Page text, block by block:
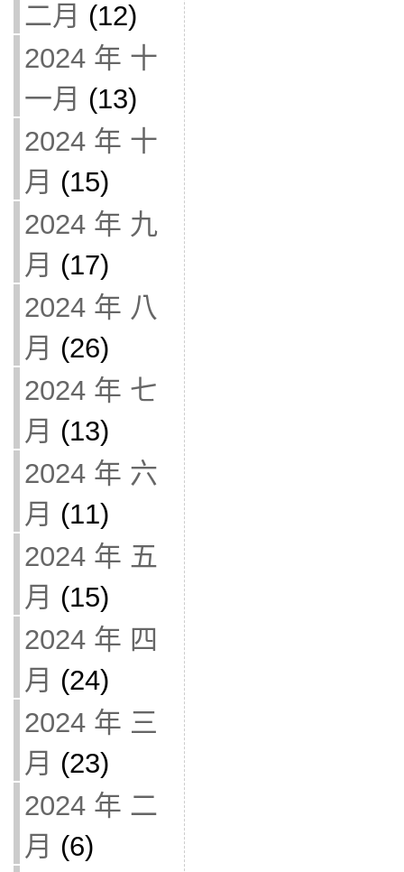
二月 (12)
2024 年 十
一月 (13)
2024 年 十
月 (15)
2024 年 九
月 (17)
2024 年 八
月 (26)
2024 年 七
月 (13)
2024 年 六
月 (11)
2024 年 五
月 (15)
2024 年 四
月 (24)
2024 年 三
月 (23)
2024 年 二
月 (6)